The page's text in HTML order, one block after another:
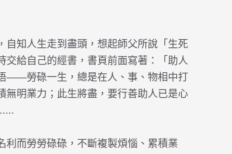
自知人生走到盡頭，想起師父所說「生死
交給自己的經書，書頁前面寫著：「助人
——勞碌一生，總是在人、事、物相中打
無明業力；此生將盡，要行善助人已是心
而勞勞碌碌，不斷複製煩惱、累積業